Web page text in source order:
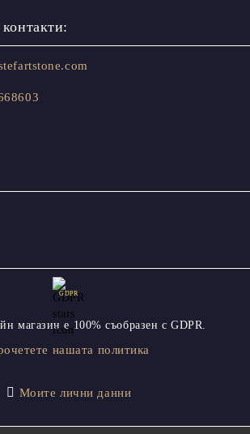
GDPR
магазин е 100% съобразен с GDPR.
нашата политика
Моите лични данни